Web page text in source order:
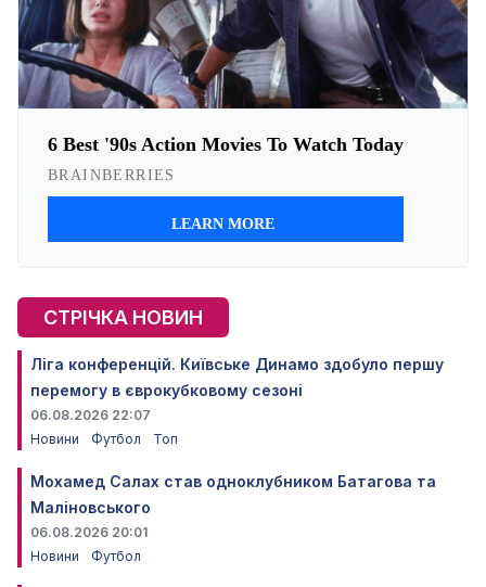
СТРІЧКА НОВИН
Ліга конференцій. Київське Динамо здобуло першу
перемогу в єврокубковому сезоні
06.08.2026 22:07
Новини
Футбол Топ
Мохамед Салах став одноклубником Батагова та
Маліновського
06.08.2026 20:01
Новини
Футбол